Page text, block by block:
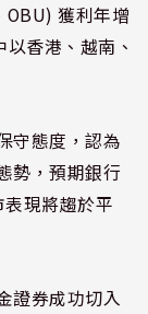
OBU) 獲利年增
香港、越南、
守態度，認為
勢，預期銀行
現將趨於平
證券成功切入